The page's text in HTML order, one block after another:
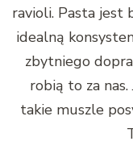
ravioli. Pasta jest
idealną
zbytniego
robią to za
takie muszle